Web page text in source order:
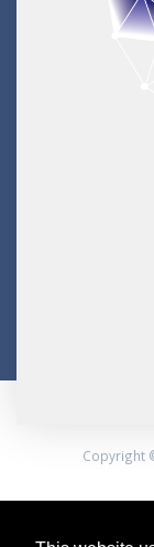
Copyright